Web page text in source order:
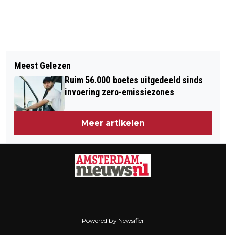
5000 MAN WILLEN NAAR KLAVER IN
AMSTERDAM
Meest Gelezen
Ruim 56.000 boetes uitgedeeld sinds
invoering zero-emissiezones
Meer artikelen
Powered by Newsifier